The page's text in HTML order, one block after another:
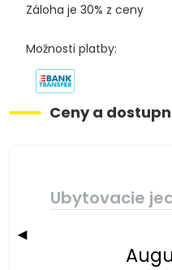
Záloha je 30% z ceny
Možnosti platby:
Ceny a
Ubytovacie
◀